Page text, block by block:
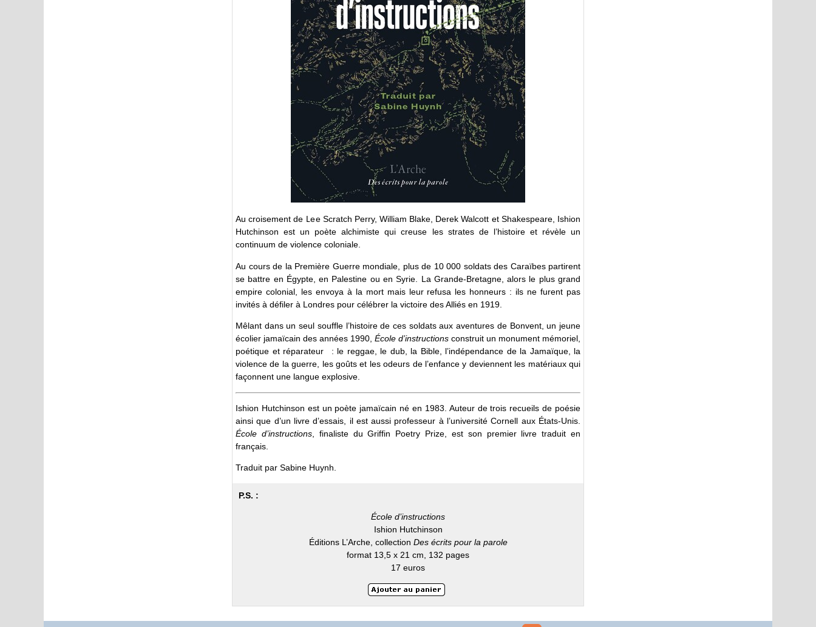
Au croisement de Lee Scratch Perry, William Blake, Derek Walcott et Shakespeare, Ishion
Hutchinson est un poète alchimiste qui creuse les strates de l’histoire et révèle un
continuum de violence coloniale.
Au cours de la Première Guerre mondiale, plus de 10 000 soldats des Caraïbes partirent
se battre en Égypte, en Palestine ou en Syrie. La Grande-Bretagne, alors le plus grand
empire colonial, les envoya à la mort mais leur refusa les honneurs : ils ne furent pas
invités à défiler à Londres pour célébrer la victoire des Alliés en 1919.
Mêlant dans un seul souffle l’histoire de ces soldats aux aventures de Bonvent, un jeune
écolier jamaïcain des années 1990, École d’instructions construit un monument mémoriel,
poétique et réparateur : le reggae, le dub, la Bible, l’indépendance de la Jamaïque, la
violence de la guerre, les goûts et les odeurs de l’enfance y deviennent les matériaux qui
façonnent une langue explosive.
Ishion Hutchinson est un poète jamaïcain né en 1983. Auteur de trois recueils de poésie
ainsi que d’un livre d’essais, il est aussi professeur à l’université Cornell aux États-Unis.
École d’instructions, finaliste du Griffin Poetry Prize, est son premier livre traduit en
français.
Traduit par Sabine Huynh.
P.S. :
École d’instructions
Ishion Hutchinson
Éditions L’Arche, collection Des écrits pour la parole
format 13,5 x 21 cm, 132 pages
17 euros